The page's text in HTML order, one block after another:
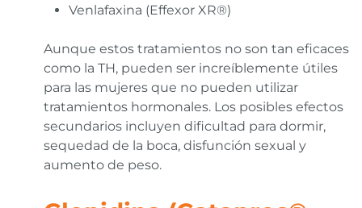
Venlafaxina (Effexor XR®)
Aunque estos tratamientos no son tan eficaces
como la TH, pueden ser increíblemente útiles
para las mujeres que no pueden utilizar
tratamientos hormonales. Los posibles efectos
secundarios incluyen dificultad para dormir,
sequedad de la boca, disfunción sexual y
aumento de peso.